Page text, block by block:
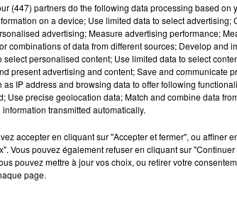
(447) partnersdo the following data processing based on
on a device; Use limited data to select
advertising; Measure advertising performance;
combinations of data from different sources; Develop and
select personalised content; Use limited data to select
present advertising and content; Save and communicate
as IP address and browsing data to offer following
Use precise geolocation data; Match and combine data
transmitted automatically.
accepter en cliquant sur "Accepter et fermer", ou affiner
Vous pouvez également refuser en cliquant sur
pouvez mettre à jour vos choix, ou retirer votre
page.